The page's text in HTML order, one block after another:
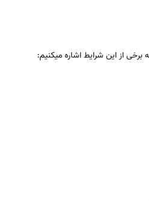
از این شرایط اشاره میکنیم: